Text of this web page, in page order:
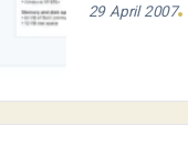
29 April 2007